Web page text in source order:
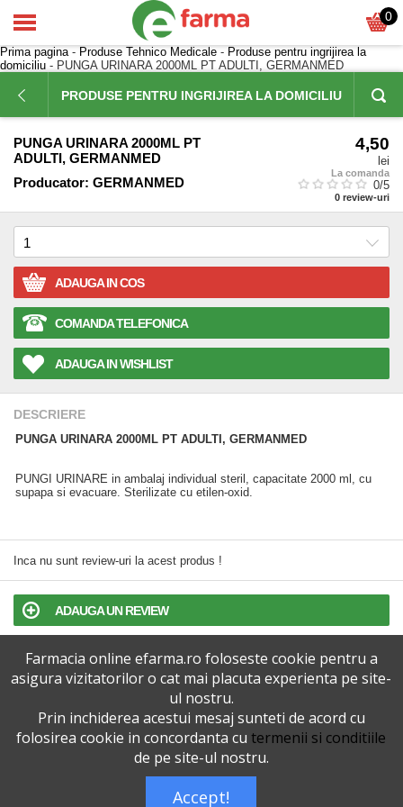
0
Prima pagina- Produse Tehnico Medicale - Produse pentru ingrijirea la
domiciliu - PUNGA URINARA 2000ML PT ADULTI, GERMANMED
PRODUSE PENTRU INGRIJIREA LA DOMICILIU
PUNGA URINARA 2000ML PT
ADULTI, GERMANMED
Producator: GERMANMED
4,50
lei
La comanda
0/5
0 review-uri
ADAUGA IN COS
COMANDA TELEFONICA
ADAUGA IN WISHLIST
DESCRIERE
PUNGA URINARA 2000ML PT ADULTI, GERMANMED
PUNGI URINARE in ambalaj individual steril, capacitate 2000 ml, cu
supapa si evacuare. Sterilizate cu etilen-oxid.
Inca nu sunt review-uri la acest produs !
ADAUGA UN REVIEW
TERMENI SI CONDITII
POLITICA DE CONFIDENTIALITATE
VERSIUNEA DESKTOP
Farmacia online efarma.ro foloseste cookie pentru a
asigura vizitatorilor o cat mai placuta experienta pe site-
ul nostru.
Prin inchiderea acestui mesaj sunteti de acord cu
folosirea cookie in concordanta cu termenii si conditiile
de pe site-ul nostru.
Accept!